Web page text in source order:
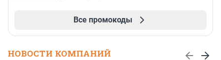
Все промокоды
НОВОСТИ КОМПАНИЙ